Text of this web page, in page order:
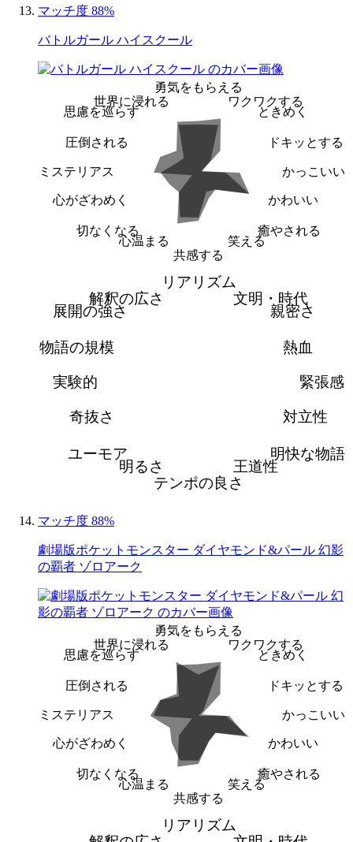
マッチ度 88%
バトルガール ハイスクール
勇気をもらえる
ワクワクする
ときめく
ドキッとする
かっこいい
かわいい
癒やされる
笑える
共感する
心温まる
切なくなる
心がざわめく
ミステリアス
圧倒される
思慮を巡らす
世界に浸れる
リアリズム
文明・時代
親密さ
熱血
緊張感
対立性
明快な物語
王道性
テンポの良さ
明るさ
ユーモア
奇抜さ
実験的
物語の規模
展開の強さ
解釈の広さ
マッチ度 88%
劇場版ポケットモンスター ダイヤモンド&パール 幻影
の覇者 ゾロアーク
勇気をもらえる
ワクワクする
ときめく
ドキッとする
かっこいい
かわいい
癒やされる
笑える
共感する
心温まる
切なくなる
心がざわめく
ミステリアス
圧倒される
思慮を巡らす
世界に浸れる
リアリズム